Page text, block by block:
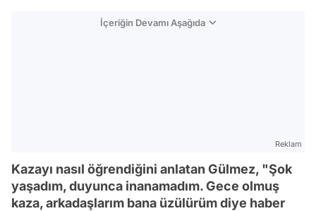
İçeriğin Devamı Aşağıda
Reklam
Kazayı nasıl öğrendiğini anlatan Gülmez, "Şok
yaşadım, duyunca inanamadım. Gece olmuş
kaza, arkadaşlarım bana üzülürüm diye haber